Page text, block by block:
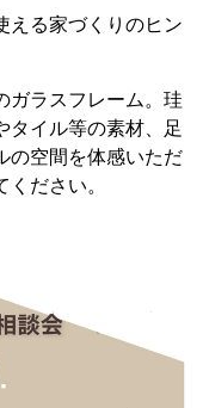
える家づくりのヒン
ガラスフレーム。珪
タイル等の素材、足
の空間を体感いただ
ださい。